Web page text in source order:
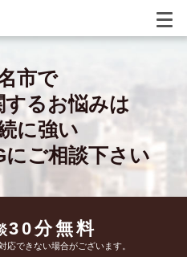
市で
るお悩みは
に強い
ご相談下さい
30分無料
できない場合がございます。